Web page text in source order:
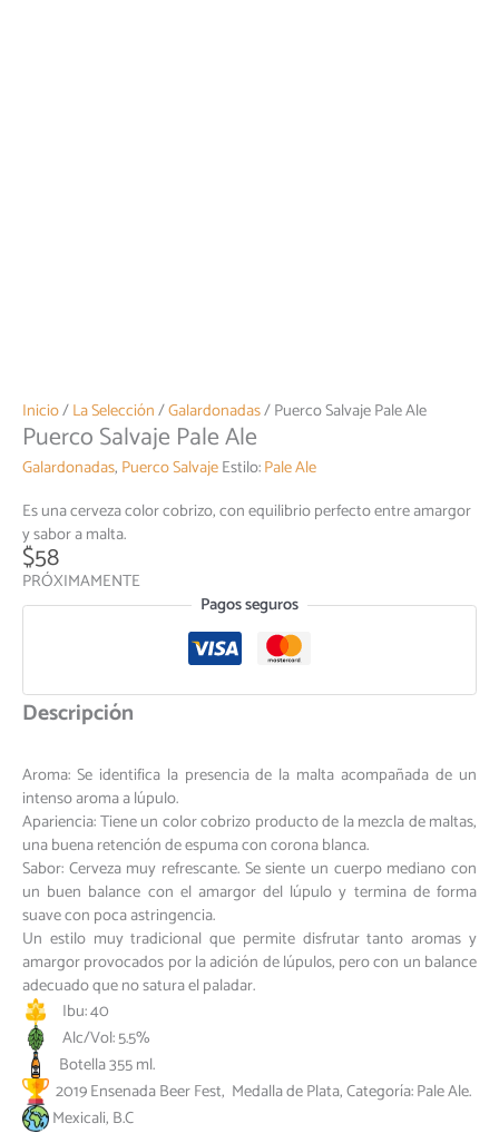
Inicio/La Selección/Galardonadas/ Puerco Salvaje Pale Ale
Puerco Salvaje Pale Ale
Galardonadas, Puerco SalvajeEstilo:Pale Ale
Es una cerveza color cobrizo, con equilibrio perfecto entre amargor
y sabor a malta.
$58
PRÓXIMAMENTE
Pagos seguros
Descripción
Aroma: Se identifica la presencia de la malta acompañada de un
intenso aroma a lúpulo.
Apariencia: Tiene un color cobrizo producto de la mezcla de maltas,
una buena retención de espuma con corona blanca.
Sabor: Cerveza muy refrescante. Se siente un cuerpo mediano con
un buen balance con el amargor del lúpulo y termina de forma
suave con poca astringencia.
Un estilo muy tradicional que permite disfrutar tanto aromas y
amargor provocados por la adición de lúpulos, pero con un balance
adecuado que no satura el paladar.
Ibu: 40
Alc/Vol: 5.5%
Botella 355 ml.
2019 Ensenada Beer Fest, Medalla de Plata, Categoría: Pale Ale.
Mexicali, B.C